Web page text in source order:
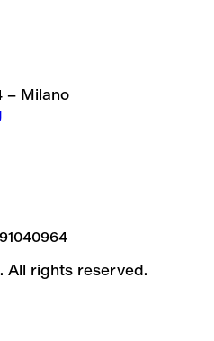
– Milano
All rights reserved.